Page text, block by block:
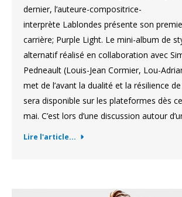
dernier, l’auteure-compositrice-
interprète Lablondes présente son
carrière; Purple Light. Le mini-album de
alternatif réalisé en collaboration avec
Pedneault (Louis-Jean Cormier, Lou-
met de l’avant la dualité et la résilience de
sera disponible sur les plateformes dès
mai. C’est lors d’une discussion autour
Lire l'article...